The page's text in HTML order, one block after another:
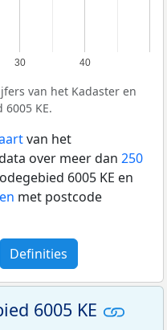
30 40
van het Kadaster en
KE.
van het
over meer dan 250
6005 KE en
met postcode
Definities
6005 KE